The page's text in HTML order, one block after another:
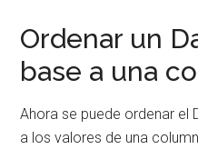
Ordenar un
base a una
Ahora se puede ordenar el
a los valores de una